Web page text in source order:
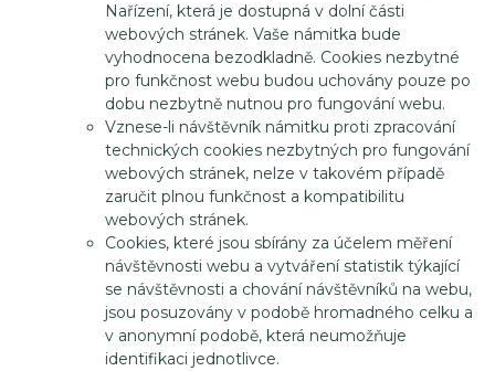
Nařízení, která je dostupná v dolní části
webových stránek. Vaše námitka bude
vyhodnocena bezodkladně. Cookies nezbytné
pro funkčnost webu budou uchovány pouze po
dobu nezbytně nutnou pro fungování webu.
Vznese-li návštěvník námitku proti zpracování
technických cookies nezbytných pro fungování
webových stránek, nelze v takovém případě
zaručit plnou funkčnost a kompatibilitu
webových stránek.
Cookies, které jsou sbírány za účelem měření
návštěvnosti webu a vytváření statistik týkající
se návštěvnosti a chování návštěvníků na webu,
jsou posuzovány v podobě hromadného celku a
v anonymní podobě, která neumožňuje
identifikaci jednotlivce.